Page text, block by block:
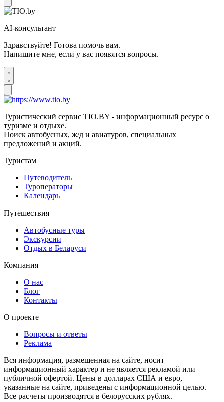
AI-консультант
Здравствуйте! Готова помочь вам.
Напишите мне, если у вас появятся вопросы.
Туристический сервис TIO.BY - информационный ресурс о
туризме и отдыхе.
Поиск автобусных, ж/д и авиатуров, специальных
предложений и акций.
Туристам
Путеводитель
Туроператоры
Календарь
Путешествия
Автобусные туры
Экскурсии
Отдых в Беларуси
Компания
О нас
Блог
Контакты
О проекте
Вопросы и ответы
Реклама
Вся информация, размещенная на сайте, носит
информационный характер и не является рекламой или
публичной офертой. Цены в долларах США и евро,
указанные на сайте, приведены с информационной целью.
Все расчеты производятся в белорусских рублях.